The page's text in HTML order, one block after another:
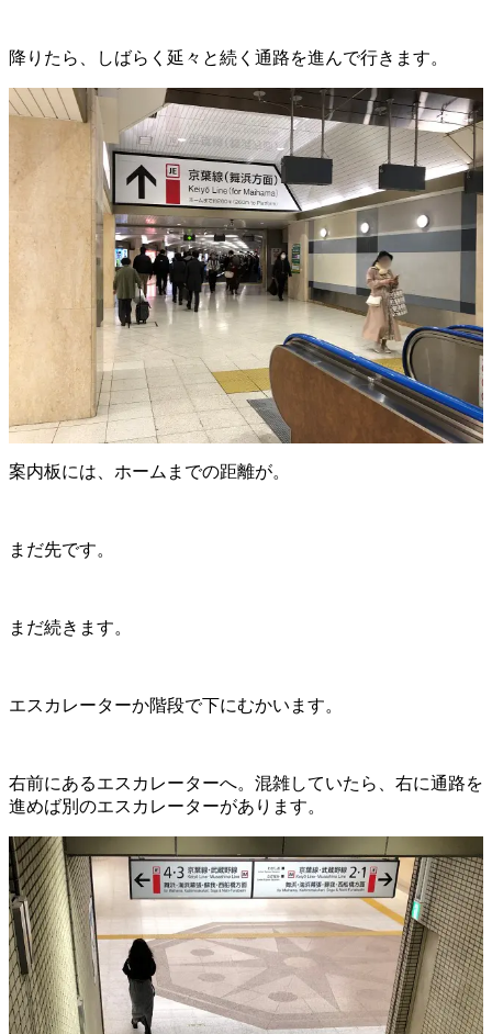
降りたら、しばらく延々と続く通路を進んで行きます。
案内板には、ホームまでの距離が。
まだ先です。
まだ続きます。
エスカレーターか階段で下にむかいます。
右前にあるエスカレーターへ。混雑していたら、右に通路を
進めば別のエスカレーターがあります。